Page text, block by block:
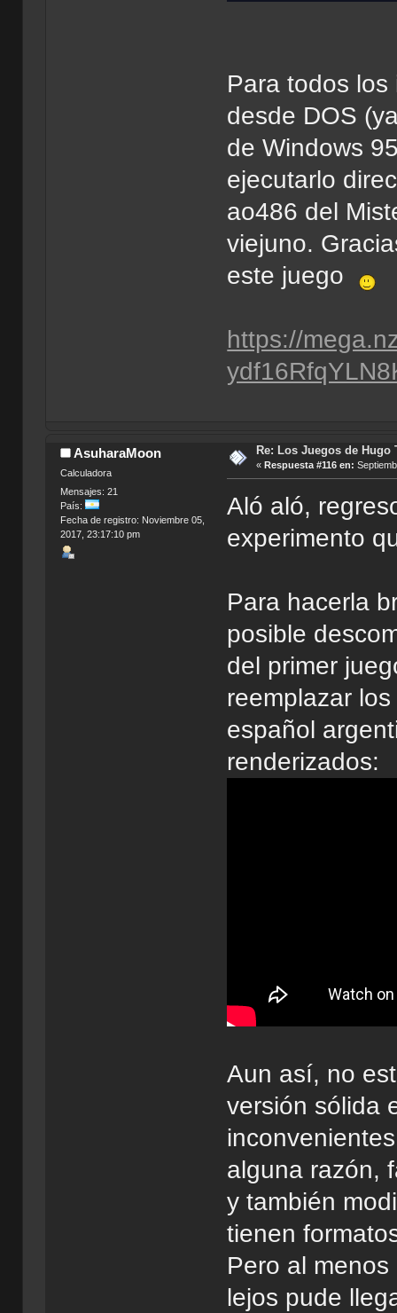
Para todos
desde DOS
de Windows
ejecutarlo
ao486 del
viejuno.
este juego
https://
AsuharaMoon
Calculadora
Mensajes: 21
País:
Fecha de registro: Noviembre 05,
2017, 23:17:10 pm
Re: Los Juegos de Hugo
« Respuesta #116 en:
Aló aló,
experimento
Para hacerla
posible
del primer
reemplazar
español
renderizados:
Aun así, no
versión sólida
alguna razón,
y también
tienen
Pero al
lejos pude